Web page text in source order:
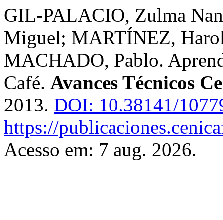
GIL-PALACIO, Zulma
Miguel; MARTÍNEZ,
MACHADO, Pablo.
Café. Avances Técnicos
2013. DOI: 10.38141/
https://
Acesso em: 7 aug. 2026.